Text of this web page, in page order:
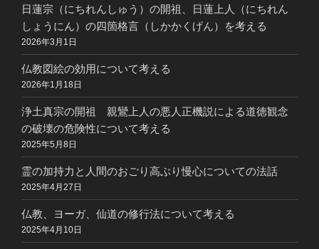
日蓮宗（にちれんしゅう）の開祖、日蓮上人（にちれん
しょうにん）の四箇格言（しかかくげん）を考える
2026年3月1日
仏教図絵の効用について考える
2026年1月18日
浄土真宗の開祖 親鸞上人の悪人正機説による道徳観念
の破壊の危険性について考える
2025年5月8日
霊の加持力と人間のおごり高ぶり慢心についての法話
2025年4月27日
仏教、ヨーガ、仙道の修行法について考える
2025年4月10日